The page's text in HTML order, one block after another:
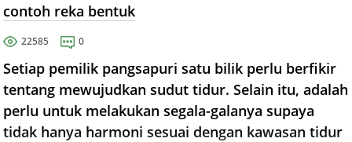
contoh reka bentuk
22585 0
Setiap pemilik pangsapuri satu bilik perlu berfikir
tentang mewujudkan sudut tidur. Selain itu, adalah
perlu untuk melakukan segala-galanya supaya
tidak hanya harmoni sesuai dengan kawasan tidur